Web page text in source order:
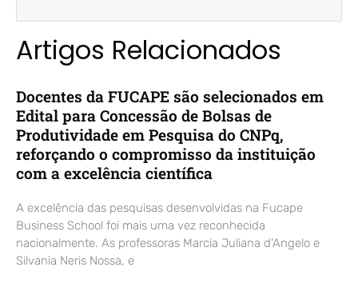
Artigos Relacionados
Docentes da FUCAPE são selecionados em
Edital para Concessão de Bolsas de
Produtividade em Pesquisa do CNPq,
reforçando o compromisso da instituição
com a excelência científica
A excelência das pesquisas desenvolvidas na Fucape
Business School foi mais uma vez reconhecida
nacionalmente. As professoras Marcia Juliana d’Angelo e
Silvania Neris Nossa, e